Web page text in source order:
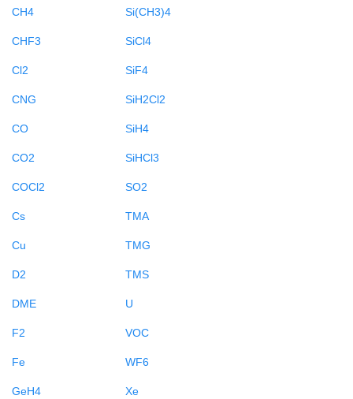
CH4
CHF3
Cl2
CNG
CO
CO2
COCl2
Cs
Cu
D2
DME
F2
Fe
GeH4
Si(CH3)4
SiCl4
SiF4
SiH2Cl2
SiH4
SiHCl3
SO2
TMA
TMG
TMS
U
VOC
WF6
Xe